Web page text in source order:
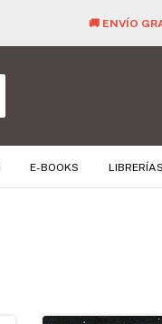
🚚 ENVÍO
E-BOOKS